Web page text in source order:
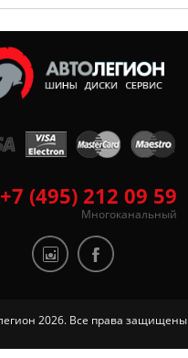
+7 (495) 212 09 59
Многоканальный
2026. Все права защищены